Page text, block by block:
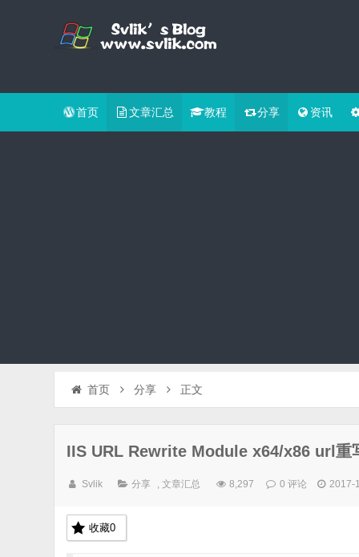
首页 文章汇总 教程 分享 资讯
首页 分享 正文
IIS URL Rewrite Module x64/x86 url重
Svlik 分享 ,文章汇总 8,297 0 评论 2017-
收藏0